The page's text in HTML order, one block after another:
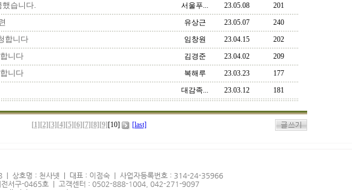
습니다. 서울푸... 23.05.08 201
유상근 23.05.07 240
합니다 임창원 23.04.15 202
니다 김경준 23.04.02 209
니다 복해루 23.03.23
177
대감족...
23.03.12 181
[1] [2] [3] [4] [5] [6] [7] [8] [9] [10] [last]